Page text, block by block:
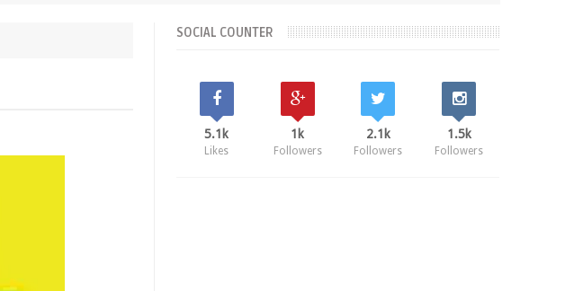
SOCIAL COUNTER
5.1k
Likes
1k
Followers
2.1k
Followers
1.5k
Followers